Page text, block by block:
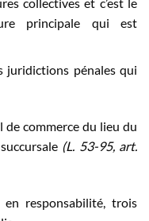
principale qui est
juridictions pénales qui
commerce du lieu du
(L. 53-95, art.
responsabilité, trois